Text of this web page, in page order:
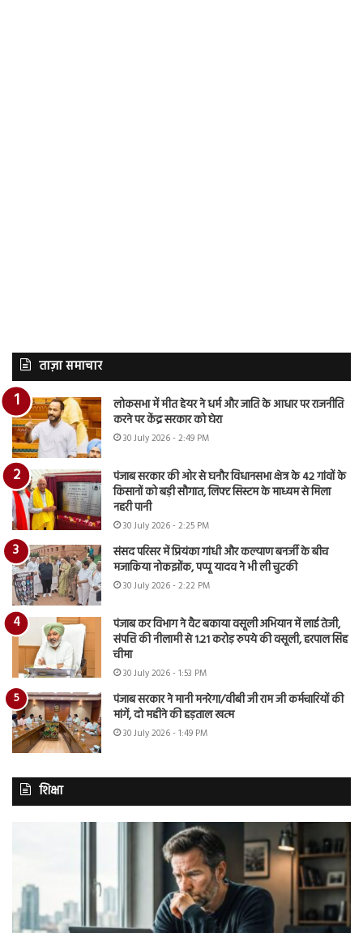
ताज़ा समाचार
लोकसभा में मीत हेयर ने धर्म और जाति के आधार पर राजनीति
करने पर केंद्र सरकार को घेरा
30 July 2026 - 2:49 PM
पंजाब सरकार की ओर से घनौर विधानसभा क्षेत्र के 42 गांवों के
किसानों को बड़ी सौगात, लिफ्ट सिस्टम के माध्यम से मिला
नहरी पानी
30 July 2026 - 2:25 PM
संसद परिसर में प्रियंका गांधी और कल्याण बनर्जी के बीच
मजाकिया नोकझोंक, पप्पू यादव ने भी ली चुटकी
30 July 2026 - 2:22 PM
पंजाब कर विभाग ने वैट बकाया वसूली अभियान में लाई तेजी,
संपत्ति की नीलामी से 1.21 करोड़ रुपये की वसूली, हरपाल सिंह
चीमा
30 July 2026 - 1:53 PM
पंजाब सरकार ने मानी मनरेगा/वीबी जी राम जी कर्मचारियों की
मांगें, दो महीने की हड़ताल खत्म
30 July 2026 - 1:49 PM
शिक्षा